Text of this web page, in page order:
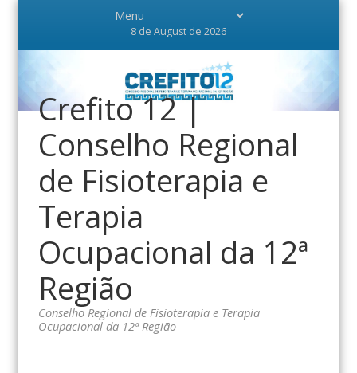
8 de August de 2026
Crefito 12 |
Conselho Regional
de Fisioterapia e
Terapia
Ocupacional da 12ª
Região
Conselho Regional de Fisioterapia e Terapia
Ocupacional da 12ª Região